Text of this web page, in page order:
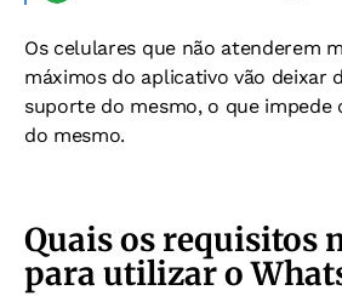
Os celulares que não atenderem
máximos do aplicativo vão deixar
suporte do mesmo, o que impede
do mesmo.
Quais os requisitos
para utilizar o